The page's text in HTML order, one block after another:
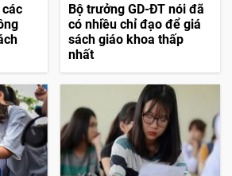
các
Bộ trưởng GD-ĐT nói đã
có nhiều chỉ đạo để giá
sách giáo khoa thấp
nhất